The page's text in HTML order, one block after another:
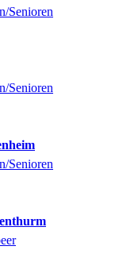
Senioren
Senioren
Senioren